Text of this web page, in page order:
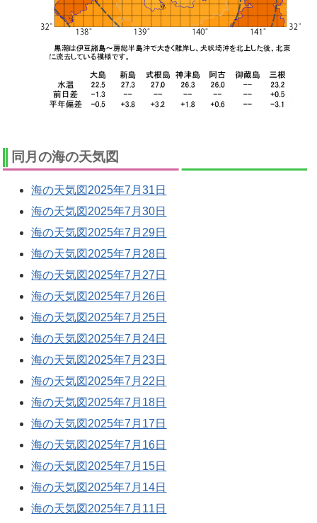
同月の海の天気図
海の天気図2025年7月31日
海の天気図2025年7月30日
海の天気図2025年7月29日
海の天気図2025年7月28日
海の天気図2025年7月27日
海の天気図2025年7月26日
海の天気図2025年7月25日
海の天気図2025年7月24日
海の天気図2025年7月23日
海の天気図2025年7月22日
海の天気図2025年7月18日
海の天気図2025年7月17日
海の天気図2025年7月16日
海の天気図2025年7月15日
海の天気図2025年7月14日
海の天気図2025年7月11日